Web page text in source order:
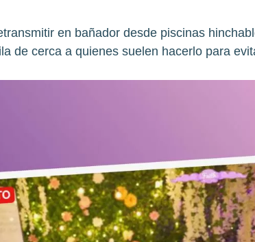
en bañador desde piscinas
de cerca a quienes suelen hacerlo para